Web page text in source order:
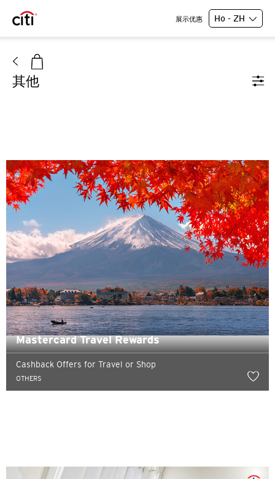
展示优惠 Ho - ZH
其他
Mastercard Travel Rewards
Cashback Offers for Travel or Shop
OTHERS